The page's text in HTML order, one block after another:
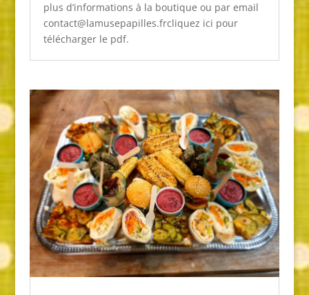
plus d’informations à la boutique ou par email
contact@lamusepapilles.frcliquez ici pour
télécharger le pdf.